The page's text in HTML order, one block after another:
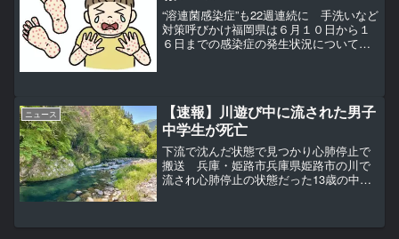
“溶連菌感染症”も22週連続に 手洗いなど
対策呼びかけ福岡県は６月１０日から１
６日までの感染症の発生状況について発
ニュース
【速報】川遊び中に流された男子
中学生が死亡
下流で沈んだ状態で見つかり心肺停止で
搬送 兵庫・姫路市兵庫県姫路市の川で
流され心肺停止の状態だった13歳の中学2